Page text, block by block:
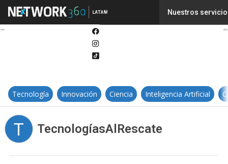
Nuestros
Tecnología Innovación Ciencia Inteligencia Artificial
T TecnologíasAlRescate